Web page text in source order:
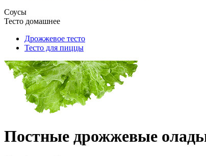
Соусы
Тесто домашнее
Дрожжевое тесто
Тесто для пиццы
Постные дрожжевые